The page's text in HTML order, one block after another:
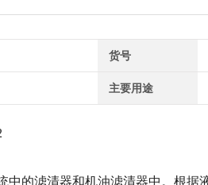
货号
主要用途
中的滤清器和机油滤清器中。根